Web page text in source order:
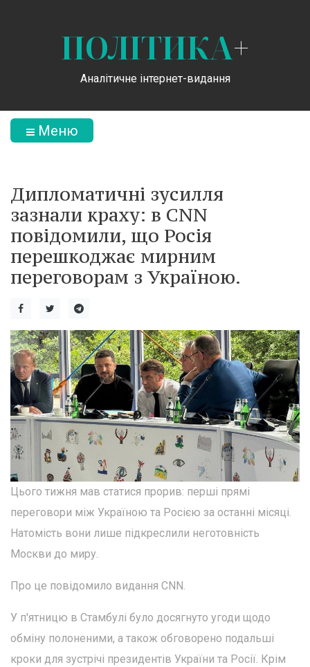
ПОЛІТИКА+
Аналітичне інтернет-видання
Меню
Дипломатичні зусилля
зазнали краху: в CNN
повідомили, що Росія
перешкоджає мирним
переговорам з Україною.
Цього тижня мав статися прорив: перші прямі
переговори між Україною та Росією за останні місяці.
Натомість вони лише підкреслили неготовність
Москви до миру.
Про це повідомило видання CNN.
У п'ятницю в Стамбулі було досягнуто угоди щодо
обміну полоненими, а також обговорено подальші
кроки для зустрічі президентів України та Росії. Крім